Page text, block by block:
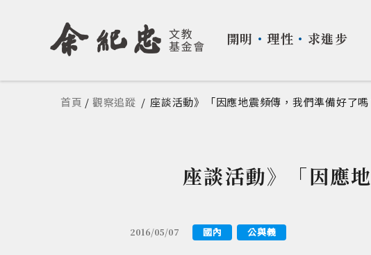
開明 ・ 理性 ・ 求進步
您在這裡
首頁 / 觀察追蹤 / 座談活動》「因應地震頻傳，我們準備好了
座談活動》「因應
2016/05/07 國內 公與義